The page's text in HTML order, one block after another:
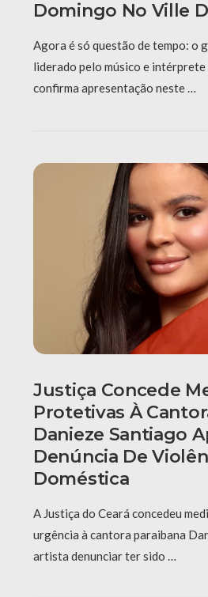
Domingo No Ville
Agora é só questão de tempo: o
liderado pelo músico e
confirma apresentação neste …
Justiça Concede
Protetivas À
Danieze Santiago
Denúncia De
Doméstica
A Justiça do Ceará concedeu
urgência à cantora paraibana
artista denunciar ter sido …